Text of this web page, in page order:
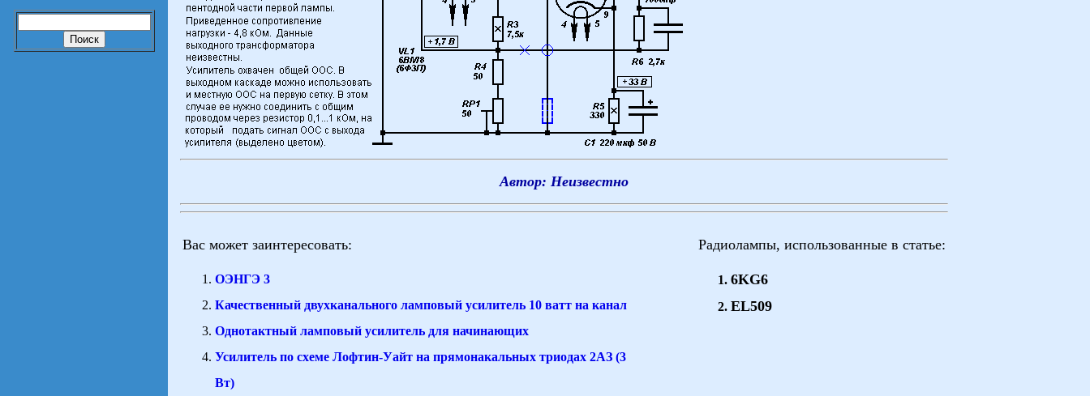
Автор: Неизвестно
Вас может заинтересовать:
ОЭНГЭ 3
Качественный двухканального ламповый усилитель 10 ватт на канал
Однотактный ламповый усилитель для начинающих
Усилитель по схеме Лофтин-Уайт на прямонакальных триодах 2АЗ (3
Вт)
Радиолампы, использованные в статье:
6KG6
EL509